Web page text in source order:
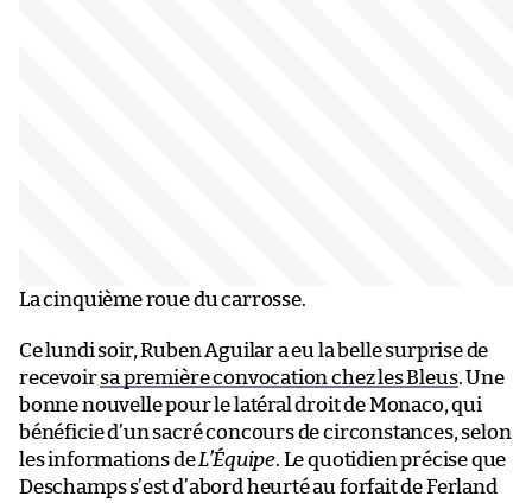
La cinquième roue du carrosse.
Ce lundi soir, Ruben Aguilar a eu la belle surprise de
recevoirsa première convocation chez les Bleus. Une
bonne nouvelle pour le latéral droit de Monaco, qui
bénéficie d’un sacré concours de circonstances, selon
les informations deL’Équipe. Le quotidien précise que
Deschamps s’est d’abord heurté au forfait de Ferland